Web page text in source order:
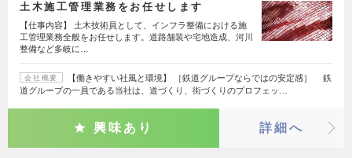
土木施工管理業務をお任せします
【仕事内容】 土木技術員として、インフラ整備における施
工管理業務全般をお任せします。道路舗装や宅地造成、河川
整備など多岐に…
会社概要
【働きやすい社風と環境】 ［鉄道グループならではの安定感］ 鉄
道グループの一員である当社は、道づくり、街づくりのプロフェッ…
興味あり 詳細へ